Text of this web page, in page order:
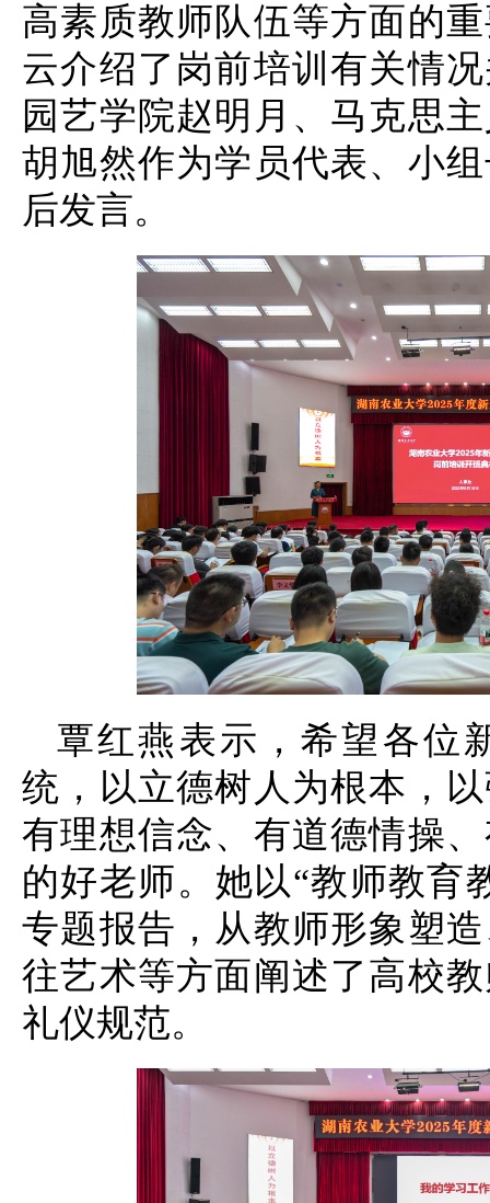
高素质教师队伍等方面的
云介绍了岗前培训有关情
园艺学院赵明月、马克思
胡旭然作为学员代表、小
后发言。
覃红燕表示，希望各位
统，以立德树人为根本，
有理想信念、有道德情操
的好老师。她以“教师教育
专题报告，从教师形象塑
往艺术等方面阐述了高校
礼仪规范。